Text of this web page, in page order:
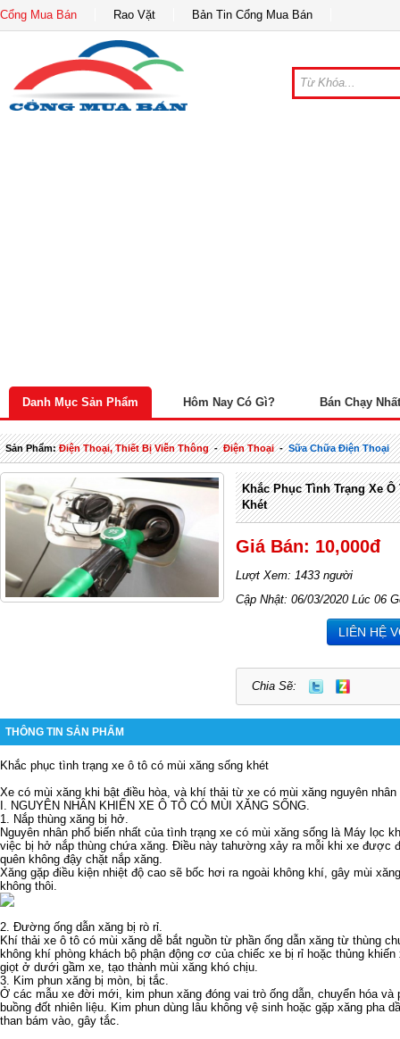
Cổng Mua Bán Rao Vặt Bản Tin Cổng Mua Bán
Danh Mục Sản Phẩm Hôm Nay Có Gì? Bán Chạy Nhất
Sản Phẩm:Điện Thoại, Thiết Bị Viễn Thông-Điện Thoại-Sữa Chữa Điện Thoại
Khắc Phục Tình Trạng Xe
Khét
Giá Bán: 10,000đ
Lượt Xem: 1433 người
Cập Nhật: 06/03/2020 Lúc 06
LIÊN HỆ
Chia Sẽ:
THÔNG TIN SẢN PHẨM
Khắc phục tình trạng xe ô tô có mùi xăng sống khét
Xe có mùi xăng khi bật điều hòa, và khí thải từ xe có mùi xăng nguyên nhân
I. NGUYÊN NHÂN KHIẾN XE Ô TÔ CÓ MÙI XĂNG SỐNG.
1. Nắp thùng xăng bị hở.
Nguyên nhân phổ biến nhất của tình trạng xe có mùi xăng sống là Máy lọc
việc bị hở nắp thùng chứa xăng. Điều này tahường xảy ra mỗi khi xe được
quên không đậy chặt nắp xăng.
Xăng gặp điều kiện nhiệt độ cao sẽ bốc hơi ra ngoài không khí, gây mùi
không thôi.
2. Đường ống dẫn xăng bị rò rỉ.
Khí thải xe ô tô có mùi xăng dễ bắt nguồn từ phần ống dẫn xăng từ thùng
không khí phòng khách bộ phận động cơ của chiếc xe bị rỉ hoặc thủng
giọt ở dưới gầm xe, tạo thành mùi xăng khó chịu.
3. Kim phun xăng bị mòn, bị tắc.
Ở các mẫu xe đời mới, kim phun xăng đóng vai trò ống dẫn, chuyển hóa và
buồng đốt nhiên liệu. Kim phun dùng lâu không vệ sinh hoặc gặp xăng pha
than bám vào, gây tắc.